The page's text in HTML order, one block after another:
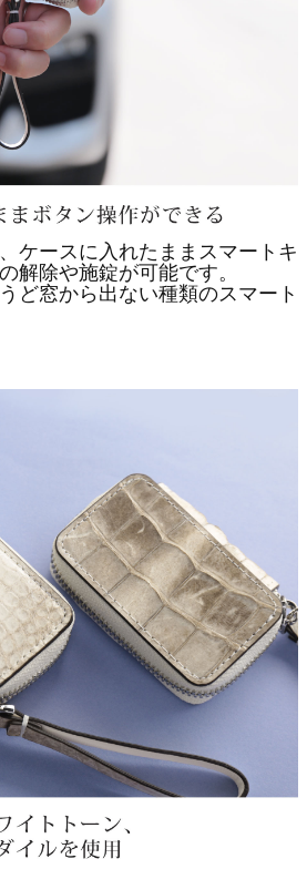
ケースに入れたままスマートキ
解除や施錠が可能です。
ど窓から出ない種類のスマート